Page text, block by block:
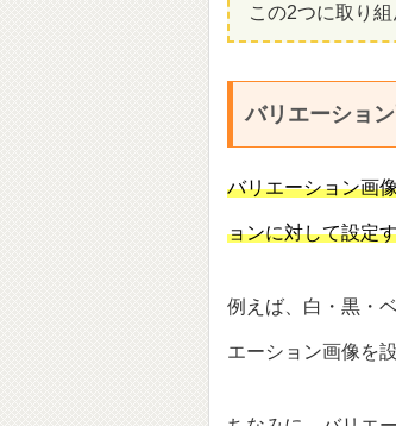
この2つに取り
バリエーショ
バリエーション画
ョンに対して設定
例えば、白・黒・
エーション画像を